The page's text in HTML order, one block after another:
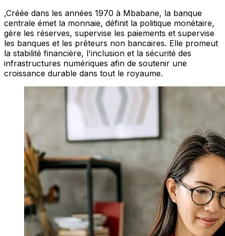
,Créée dans les années 1970 à Mbabane, la banque
centrale émet la monnaie, définit la politique monétaire,
gère les réserves, supervise les paiements et supervise
les banques et les prêteurs non bancaires. Elle promeut
la stabilité financière, l'inclusion et la sécurité des
infrastructures numériques afin de soutenir une
croissance durable dans tout le royaume.